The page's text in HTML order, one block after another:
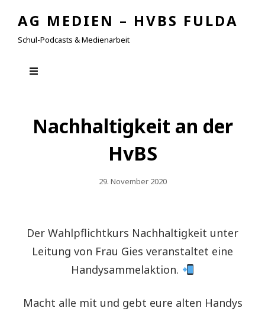
AG MEDIEN – HVBS FULDA
Schul-Podcasts & Medienarbeit
Nachhaltigkeit an der
HvBS
Posted
29. November 2020
Der Wahlpflichtkurs Nachhaltigkeit unter
Leitung von Frau Gies veranstaltet eine
Handysammelaktion.
Macht alle mit und gebt eure alten Handys